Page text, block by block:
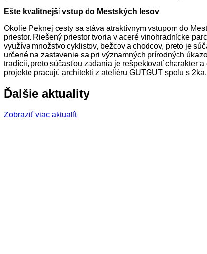
Ešte kvalitnejší vstup do Mestských lesov
Okolie Peknej cesty sa stáva atraktívnym vstupom do
priestor. Riešený priestor tvoria viaceré vinohradnícke
využíva množstvo cyklistov, bežcov a chodcov, preto je
určené na zastavenie sa pri významných prírodných
tradícii, preto súčasťou zadania je rešpektovať charakter
projekte pracujú architekti z ateliéru GUTGUT spolu s 2ka.
Ďalšie aktuality
Zobraziť viac aktualít